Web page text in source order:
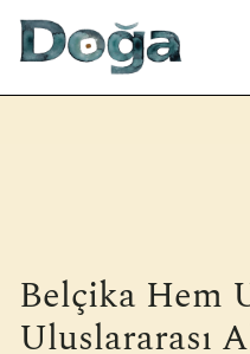
Belçika Hem
Uluslararası